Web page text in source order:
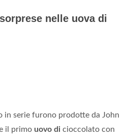
nelle uova di
in serie furono prodotte da John
il primo uovo di cioccolato con